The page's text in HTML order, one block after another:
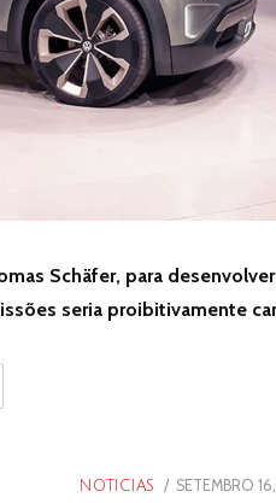
Schäfer, para
seria proibitivamente
NOTICIAS
POSTED
SETEMBRO